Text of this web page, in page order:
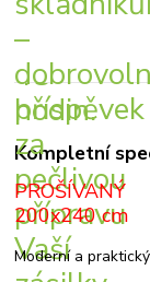
Kompletní
200x240 cm
Moderní a